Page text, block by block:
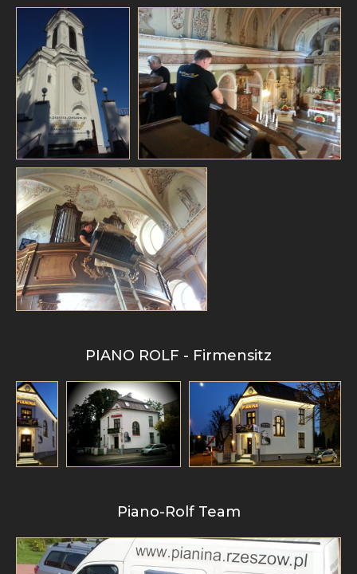
PIANO ROLF - Firmensitz
Piano-Rolf Team